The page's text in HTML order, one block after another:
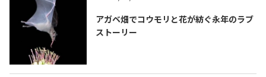
アガベ畑でコウモリと花が紡ぐ永年のラブ
ストーリー